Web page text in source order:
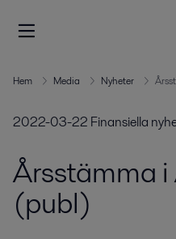
Hem Media Nyheter
2022-03-22 Finansiella
Årsstämma i
(publ)